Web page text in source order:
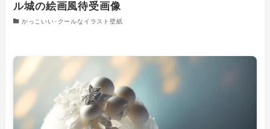
ル城の絵画風待受画像
かっこいい･クールなイラスト壁紙